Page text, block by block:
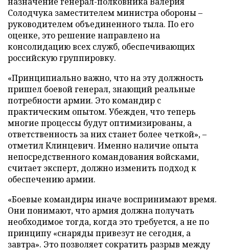
Солодчука заместителем министра обороны –
руководителем объединенного тыла. По его
оценке, это решение направлено на
консолидацию всех служб, обеспечивающих
российскую группировку.
«Принципиально важно, что на эту должность
пришел боевой генерал, знающий реальные
потребности армии. Это командир с
практическим опытом. Убежден, что теперь
многие процессы будут оптимизированы, а
ответственность за них станет более четкой», –
отметил Клинцевич. Именно наличие опыта
непосредственного командования войсками,
считает эксперт, должно изменить подход к
обеспечению армии.
«Боевые командиры иначе воспринимают время.
Они понимают, что армия должна получать
необходимое тогда, когда это требуется, а не по
принципу «снаряды привезут не сегодня, а
завтра». Это позволяет сократить разрыв между